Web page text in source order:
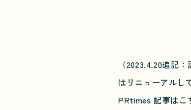
（2023.4.20追記
はリニューアルし
PRtimes 記事はこ